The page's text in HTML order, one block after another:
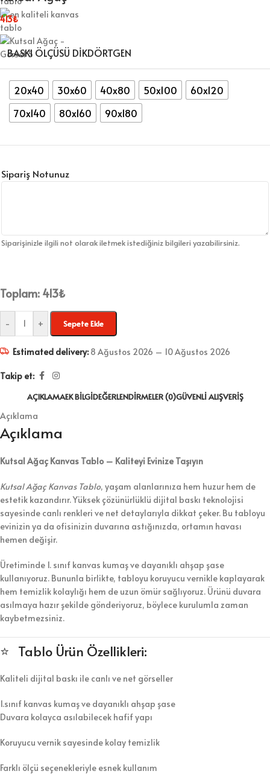
413₺
BASKI ÖLÇÜSÜ DİKDÖRTGEN
20x40 30x60 40x80 50x100
60x120
70x140
80x160 90x180
Sipariş Notunuz
Siparişinizle ilgili not olarak iletmek istediğiniz bilgileri yazabilirsiniz.
Toplam: 413₺
- + Sepete Ekle
Estimated delivery: 8 Ağustos 2026 – 10 Ağustos 2026
Takip et:
AÇIKLAMAEK BILGIDEĞERLENDIRMELER (0)GÜVENLI ALIŞVERIŞ
Açıklama
Açıklama
Kutsal Ağaç Kanvas Tablo – Kaliteyi Evinize Taşıyın
Kutsal Ağaç Kanvas Tablo, yaşam alanlarınıza hem huzur hem de
estetik kazandırır. Yüksek çözünürlüklü dijital baskı teknolojisi
sayesinde canlı renkleri ve net detaylarıyla dikkat çeker. Bu tabloyu
evinizin ya da ofisinizin duvarına astığınızda, ortamın havası
hemen değişir.
Üretiminde 1. sınıf kanvas kumaş ve dayanıklı ahşap şase
kullanıyoruz. Bununla birlikte, tabloyu koruyucu vernikle kaplayarak
hem temizlik kolaylığı hem de uzun ömür sağlıyoruz. Ürünü duvara
asılmaya hazır şekilde gönderiyoruz, böylece kurulumla zaman
kaybetmezsiniz.
⭐ Tablo Ürün Özellikleri:
Kaliteli dijital baskı ile canlı ve net görseller
1.sınıf kanvas kumaş ve dayanıklı ahşap şase
Duvara kolayca asılabilecek hafif yapı
Koruyucu vernik sayesinde kolay temizlik
Farklı ölçü seçenekleriyle esnek kullanım